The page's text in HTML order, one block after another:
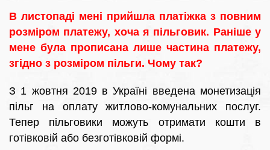
В листопаді мені прийшла платіжка з повним
розміром платежу, хоча я пільговик. Раніше у
мене була прописана лише частина платежу,
згідно з розміром пільги. Чому так?
З 1 жовтня 2019 в Україні введена монетизація
пільг на оплату житлово-комунальних послуг.
Тепер пільговики можуть отримати кошти в
готівковій або безготівковій формі.